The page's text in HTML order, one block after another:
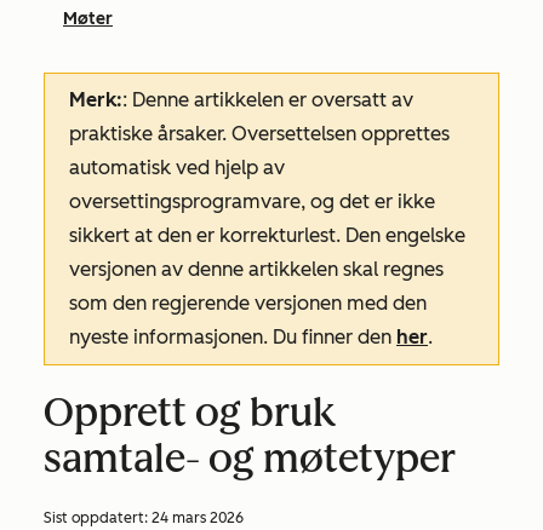
Møter
Merk:: Denne artikkelen er oversatt av
praktiske årsaker. Oversettelsen opprettes
automatisk ved hjelp av
oversettingsprogramvare, og det er ikke
sikkert at den er korrekturlest. Den engelske
versjonen av denne artikkelen skal regnes
som den regjerende versjonen med den
nyeste informasjonen. Du finner den her.
Opprett og bruk
samtale- og møtetyper
Sist oppdatert: 24 mars 2026